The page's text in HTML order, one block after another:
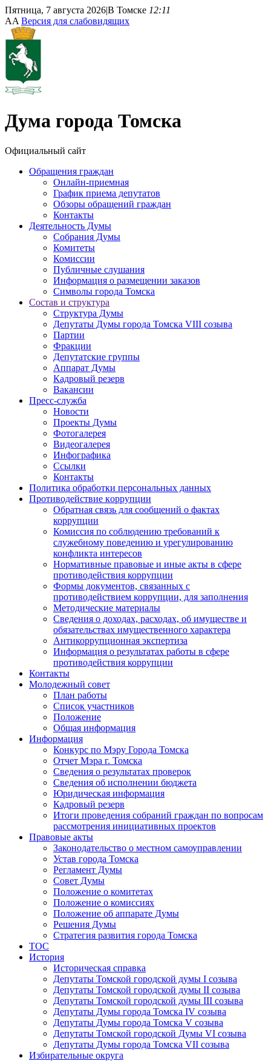
Пятница, 7 августа 2026|В Томске 12:11
AA Версия для слабовидящих
Дума города Томска
Официальный сайт
Обращения граждан
Онлайн-приемная
График приема депутатов
Обзоры обращений граждан
Контакты
Деятельность Думы
Собрания Думы
Комитеты
Комиссии
Публичные слушания
Информация о размещении заказов
Символы города Томска
Состав и структура
Структура Думы
Депутаты Думы города Томска VIII созыва
Партии
Фракции
Депутатские группы
Аппарат Думы
Кадровый резерв
Вакансии
Пресс-служба
Новости
Проекты Думы
Фотогалерея
Видеогалерея
Инфографика
Ссылки
Контакты
Политика обработки персональных данных
Прoтивoдeйствие кoрpупции
Обратная связь для сообщений о фактах
коррупции
Комиссия по соблюдению требований к
служебному поведению и урегулированию
конфликта интересов
Нормативные правовые и иные акты в сфере
противодействия коррупции
Формы документов, связанных с
противодействием коррупции, для заполнения
Методические материалы
Сведения о доходах, расходах, об имуществе и
обязательствах имущественного характера
Антикоррупционная экспертиза
Информация о результатах работы в сфере
противодействия коррупции
Контакты
Молодежный совет
План работы
Список участников
Положение
Общая информация
Информация
Конкурс по Мэру Города Томска
Отчет Мэра г. Томска
Сведения о результатах проверок
Сведения об исполнении бюджета
Юридическая информация
Кадровый резерв
Итоги проведения собраний граждан по вопросам
рассмотрения инициативных проектов
Правовые акты
Законодательство о местном самоуправлении
Устав города Томска
Регламент Думы
Совет Думы
Положение о комитетах
Положение о комиссиях
Положение об аппарате Думы
Решения Думы
Стратегия развития города Томска
ТОС
История
Историческая справка
Депутаты Томской городской думы I созыва
Депутаты Томской городской думы II созыва
Депутаты Томской городской думы III созыва
Депутаты Думы города Томска IV созыва
Депутаты Думы города Томска V созыва
Депутаты Томской городской Думы VI созыва
Депутаты Думы города Томска VII созыва
Избирательные округа